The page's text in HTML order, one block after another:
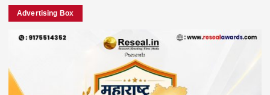
Advertising Box